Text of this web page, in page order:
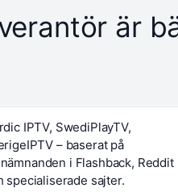
är
IPTV, SwediPlayTV,
– baserat på
i Flashback, Reddit
specialiserade sajter.